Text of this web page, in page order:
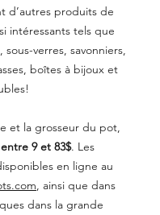
d’autres produits de
intéressants tels que
sous-verres, savonniers,
boîtes à bijoux et
et la grosseur du pot,
9 et 83$. Les
en ligne au
, ainsi que dans
dans la grande